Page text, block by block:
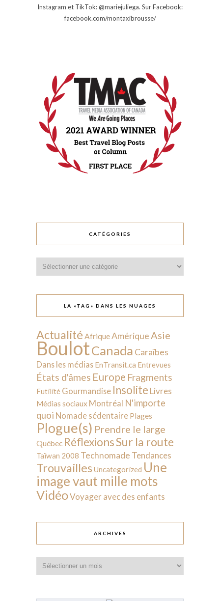
Instagram et TikTok: @mariejuliega. Sur Facebook:
facebook.com/montaxibrousse/
CATÉGORIES
LA «TAG» DANS LES NUAGES
Actualité AfriqueAmérique Asie
BoulotCanada Caraïbes
Dans les médias EnTransit.ca Entrevues
États d'âmes Europe Fragments
Futilité Gourmandise Insolite Livres
Médias sociaux Montréal N'importe
quoi Nomade sédentaire Plages
Plogue(s) Prendre le large
Québec RéflexionsSur la route
Taïwan 2008 Technomade Tendances
Trouvailles Uncategorized Une
image vaut mille mots
VidéoVoyager avec des enfants
ARCHIVES